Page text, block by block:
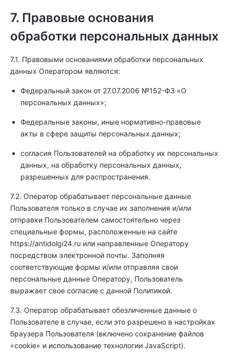
7. Правовые основания
обработки персональных данных
7.1. Правовыми основаниями обработки персональных
данных Оператором являются:
Федеральный закон от 27.07.2006 №152-ФЗ «О
персональных данных»;
Федеральные законы, иные нормативно-правовые
акты в сфере защиты персональных данных;
согласия Пользователей на обработку их персональных
данных, на обработку персональных данных,
разрешенных для распространения.
7.2. Оператор обрабатывает персональные данные
Пользователя только в случае их заполнения и/или
отправки Пользователем самостоятельно через
специальные формы, расположенные на сайте
https://antidolgi24.ru или направленные Оператору
посредством электронной почты. Заполняя
соответствующие формы и/или отправляя свои
персональные данные Оператору, Пользователь
выражает свое согласие с данной Политикой.
7.3. Оператор обрабатывает обезличенные данные о
Пользователе в случае, если это разрешено в настройках
браузера Пользователя (включено сохранение файлов
«cookie» и использование технологии JavaScript).